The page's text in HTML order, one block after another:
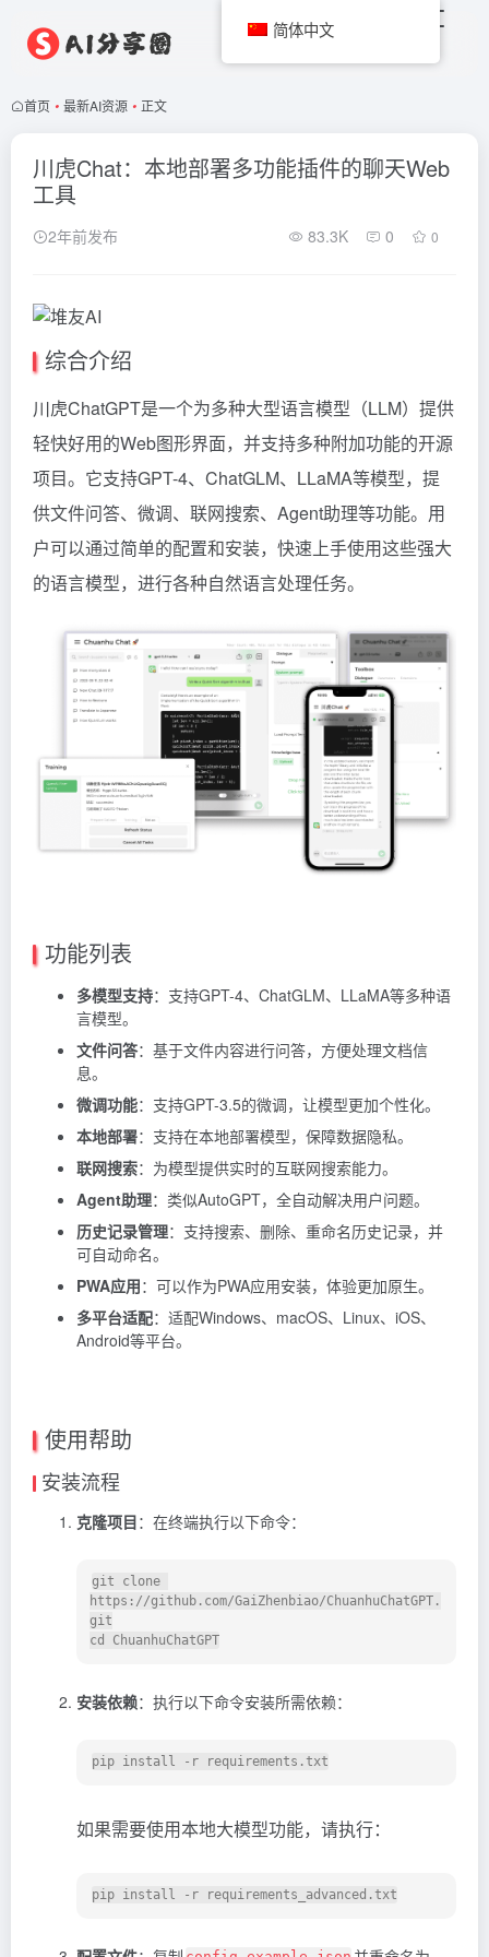
首页 • 最新AI资源 • 正文
川虎Chat：本地部署多功能插件的聊天Web
工具
2年前发布 83.3K 0 0
综合介绍
川虎ChatGPT是一个为多种大型语言模型（LLM）提供
轻快好用的Web图形界面，并支持多种附加功能的开源
项目。它支持GPT-4、ChatGLM、LLaMA等模型，提
供文件问答、微调、联网搜索、Agent助理等功能。用
户可以通过简单的配置和安装，快速上手使用这些强大
的语言模型，进行各种自然语言处理任务。
功能列表
多模型支持：支持GPT-4、ChatGLM、LLaMA等多种语
言模型。
文件问答：基于文件内容进行问答，方便处理文档信
息。
微调功能：支持GPT-3.5的微调，让模型更加个性化。
本地部署：支持在本地部署模型，保障数据隐私。
联网搜索：为模型提供实时的互联网搜索能力。
Agent助理：类似AutoGPT，全自动解决用户问题。
历史记录管理：支持搜索、删除、重命名历史记录，并
可自动命名。
PWA应用：可以作为PWA应用安装，体验更加原生。
多平台适配：适配Windows、macOS、Linux、iOS、
Android等平台。
使用帮助
安装流程
克隆项目：在终端执行以下命令：
git clone
https://github.com/GaiZhenbiao/ChuanhuChatGPT.
git
安装依赖：执行以下命令安装所需依赖：
如果需要使用本地大模型功能，请执行：
简体中文